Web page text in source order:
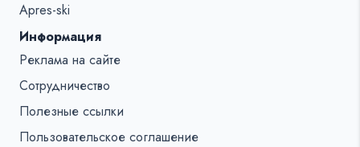
Apres-ski
Информация
Реклама на сайте
Сотрудничество
Полезные ссылки
Пользовательское соглашение